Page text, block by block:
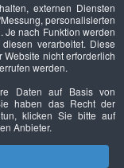
externen Diensten
personalisierten
nach Funktion werden
verarbeitet. Diese
nicht erforderlich
werden.
Daten auf Basis von
haben das Recht der
klicken Sie bitte auf
Anbieter.